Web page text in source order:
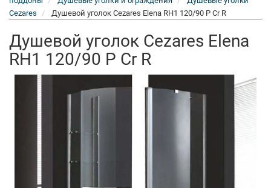
Cezares
Душевой уголок Cezares Elena RH1 120/90 P Cr R
Душевой уголок Cezares Elena
RH1 120/90 P Cr R